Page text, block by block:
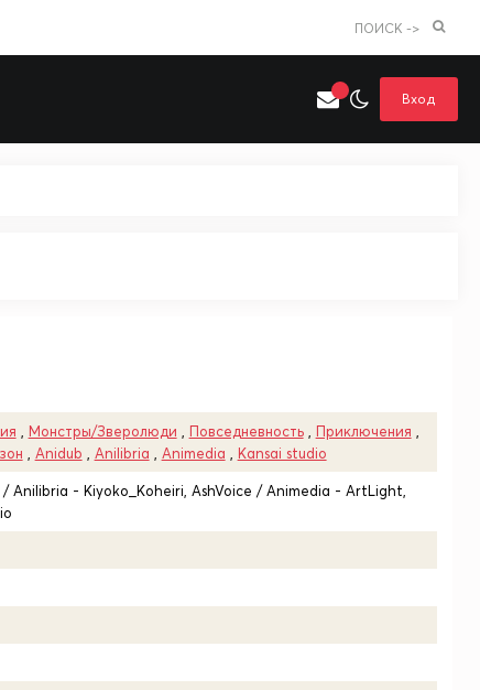
ПОИСК ->
Вход
Монстры/Зверолюди Повседневность, Приключения
Anidub Anilibria Animedia Kansai studio
Anilibria - Kiyoko_Koheiri, AshVoice / Animedia - ArtLight,